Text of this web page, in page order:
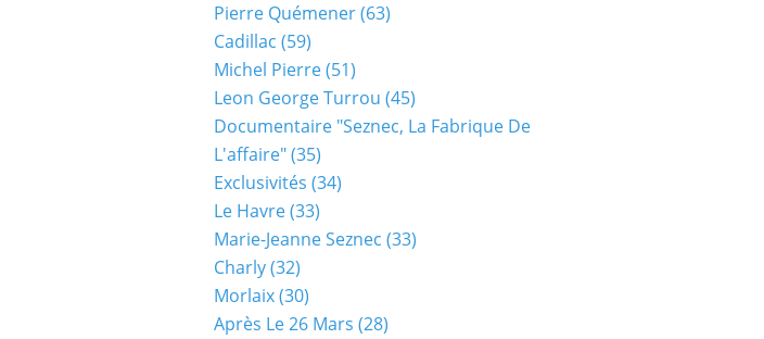
Pierre Quémener(63)
Cadillac (59)
Michel Pierre(51)
Leon George Turrou (45)
Documentaire "seznec, La Fabrique De
L'affaire"(35)
Exclusivités (34)
Le Havre(33)
Marie-Jeanne Seznec (33)
Charly(32)
Morlaix(30)
Après Le 26 Mars (28)